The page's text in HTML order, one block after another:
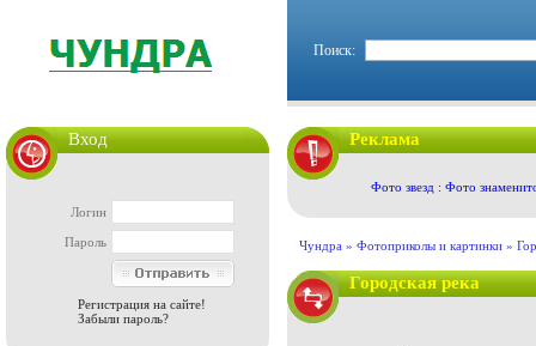
Поиск:
Вход
Логин
Пароль
Регистрация на сайте!
Забыли пароль?
Реклама
Фото звезд : Фото
Чундра » Фотоприколы и картинки »
Городская река